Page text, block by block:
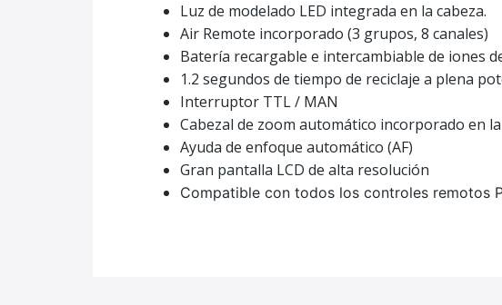
Luz de modelado LED integrada en la cabeza.
Air Remote incorporado (3 grupos, 8 canales)
Batería recargable e intercambiable de iones
1.2 segundos de tiempo de reciclaje a plena
Interruptor TTL / MAN
Cabezal de zoom automático incorporado en
Ayuda de enfoque automático (AF)
Gran pantalla LCD de alta resolución
Compatible con todos los controles remotos